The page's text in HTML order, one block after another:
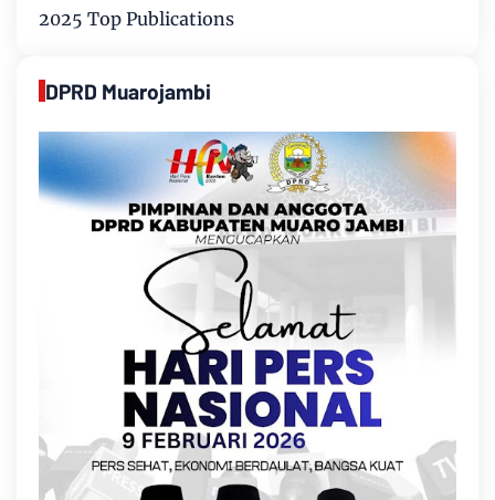
2025 Top Publications
DPRD Muarojambi